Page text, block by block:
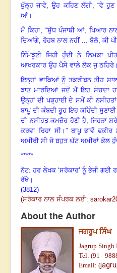
ਖੁੱਲ੍ਹ ਜਾਵੇ,ਉਹ ਕਹਿਣ ਲੱਗੀ, “ਵੇ
ਆਂ।”
ਮੈਂ ਕਿਹਾ, “ਸ਼ੁੱਧ ਪੰਜਾਬੀ ਆਂ, ਪਿਆਰ
ਦਿਆਂਗੇ, ਰੋਹਬ ਨਾਲ ਨਹੀਂ ... ਬੋਲੋ, ਕੀ
ਨਿੰਮੋਝੂਣੀ ਜਿਹੀ ਹੁੰਦੀ ਨੇ ਲਿਮਕਾ
ਆਖਰਕਾਰ ਉਹ ਪੈਸੇ ਵਾਲੇ ਲੋਕ ਜੁ ਠਹਿਰੇ।
ਇਨ੍ਹਾਂ ਵਾਕਿਆਂ ਨੂੰ ਤਕਰੀਬਨ ਤੀਹ
ਝਾਤ ਮਾਰਦਿਆਂ ਜਦੋਂ ਮੈਂ ਇਹ ਸੋਚਦਾ
ਉਨ੍ਹਾਂ ਦੀ ਪੜ੍ਹਾਈ ਦੇ ਸਮੇਂ ਕੀ
ਬਾਪੂ ਦੀ ਕੰਬਦੀ ਰੂਹ ਇਹ ਕਹਿੰਦੀ
ਦੀ ਨਸੀਹਤ ਕਮਜ਼ੋਰ ਹੋਣੀ ਹੈ, ਜਿਹੜਾ
ਕਰਵਾ ਰਿਹਾ ਸੀ। ” ਬਾਪੂ ਭਾਵੇਂ
ਅਮੀਰੀ ਸੀ ਜੋ ਬਹੁਤ ਘੱਟ ਅਮੀਰਾਂ ਕੋਲ
*****
ਨੋਟ: ਹਰ ਲੇਖਕ ‘ਸਰੋਕਾਰ’ ਨੂੰ ਭੇਜੀ ਗਈ
ਰੱਖੇ।
(3812)
(ਸਰੋਕਾਰ ਨਾਲ ਸੰਪਰਕ ਲਈ: sarokar
About the Author
ਜਗਰੂਪ ਸਿੰਘ
Jagrup Singh
Tel: (91 -
Email: (